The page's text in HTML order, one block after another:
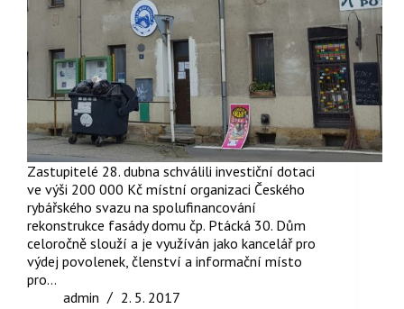
Zastupitelé 28. dubna schválili investiční dotaci
ve výši 200 000 Kč místní organizaci Českého
rybářského svazu na spolufinancování
rekonstrukce fasády domu čp. Ptácká 30. Dům
celoročně slouží a je využíván jako kancelář pro
výdej povolenek, členství a informační místo
pro…
admin
2. 5. 2017